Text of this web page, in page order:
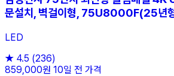
문설치, 벽걸이형, 75U8000F(25년
LED
★ 4.5 (236)
859,000원 10일 전 가격